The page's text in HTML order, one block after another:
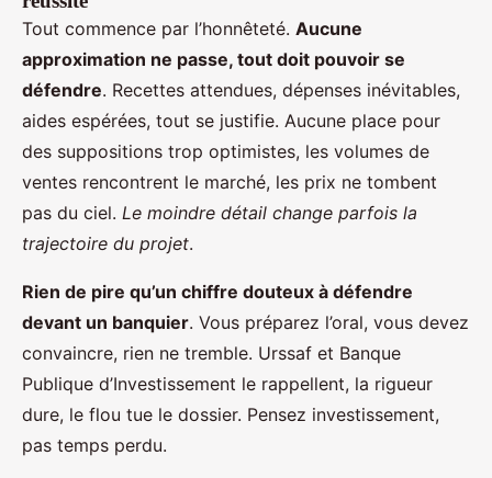
Tout commence par l’honnêteté. Aucune
approximation ne passe, tout doit pouvoir se
défendre. Recettes attendues, dépenses inévitables,
aides espérées, tout se justifie. Aucune place pour
des suppositions trop optimistes, les volumes de
ventes rencontrent le marché, les prix ne tombent
pas du ciel. Le moindre détail change parfois la
trajectoire du projet.
Rien de pire qu’un chiffre douteux à défendre
devant un banquier. Vous préparez l’oral, vous devez
convaincre, rien ne tremble. Urssaf et Banque
Publique d’Investissement le rappellent, la rigueur
dure, le flou tue le dossier. Pensez investissement,
pas temps perdu.